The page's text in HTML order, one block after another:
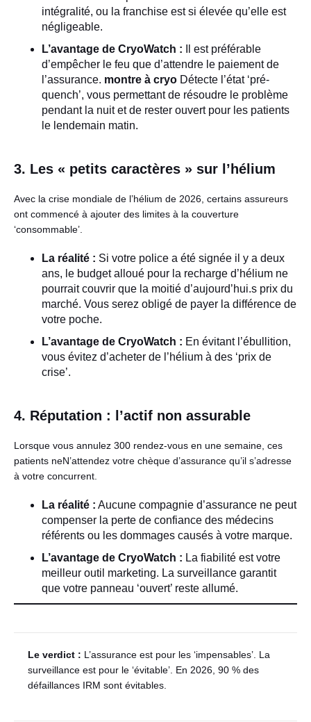
intégralité, ou la franchise est si élevée qu’elle est
négligeable.
L’avantage de CryoWatch : Il est préférable
d’empêcher le feu que d’attendre le paiement de
l’assurance. montre à cryo Détecte l’état ‘pré-
quench’, vous permettant de résoudre le problème
pendant la nuit et de rester ouvert pour les patients
le lendemain matin.
3. Les « petits caractères » sur l’hélium
Avec la crise mondiale de l’hélium de 2026, certains assureurs
ont commencé à ajouter des limites à la couverture
‘consommable’.
La réalité : Si votre police a été signée il y a deux
ans, le budget alloué pour la recharge d’hélium ne
pourrait couvrir que la moitié d’aujourd’hui.s prix du
marché. Vous serez obligé de payer la différence de
votre poche.
L’avantage de CryoWatch : En évitant l’ébullition,
vous évitez d’acheter de l’hélium à des ‘prix de
crise’.
4. Réputation : l’actif non assurable
Lorsque vous annulez 300 rendez-vous en une semaine, ces
patients neN’attendez votre chèque d’assurance qu’il s’adresse
à votre concurrent.
La réalité : Aucune compagnie d’assurance ne peut
compenser la perte de confiance des médecins
référents ou les dommages causés à votre marque.
L’avantage de CryoWatch : La fiabilité est votre
meilleur outil marketing. La surveillance garantit
que votre panneau ‘ouvert’ reste allumé.
Le verdict : L’assurance est pour les ‘impensables’. La
surveillance est pour le ‘évitable’. En 2026, 90 % des
défaillances IRM sont évitables.